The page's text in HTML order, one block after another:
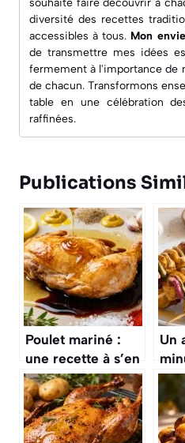
souhaite faire découvrir à
diversité des recettes
accessibles à tous. Mon
de transmettre mes idées
fermement à l'importance de
de chacun. Transformons
table en une célébration
raffinées.
Publications
Poulet mariné :
une recette à s’en
lécher les doigts
Un
de
au
de